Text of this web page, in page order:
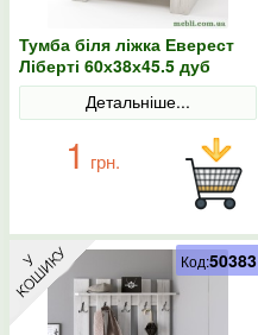
Тумба біля ліжка Еверест
Ліберті 60х38х45.5 дуб
крафт білий
Детальніше...
1 грн.
Код:50383